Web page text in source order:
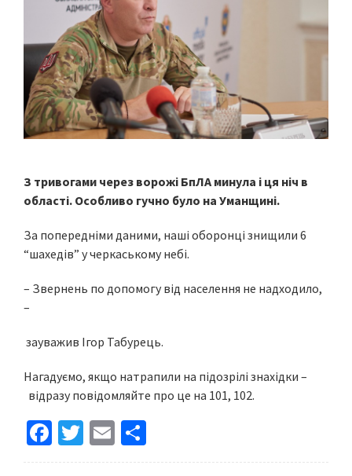
З тривогами через ворожі БпЛА минула і ця ніч в
області. Особливо гучно було на Уманщині.
За попередніми даними, наші оборонці знищили 6
“шахедів” у черкаському небі.
– Звернень по допомогу від населення не надходило,
–
зауважив Ігор Табурець.
Нагадуємо, якщо натрапили на підозрілі знахідки –
відразу повідомляйте про це на 101, 102.
Fa
ce
T
wi
E
m h